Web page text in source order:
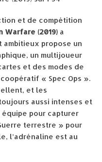
et de compétition
Warfare (2019) a
propose un
un multijoueur
et des modes de
« Spec Ops ».
et les
aussi intenses et
pour capturer
terrestre » pour
l’adrénaline est au